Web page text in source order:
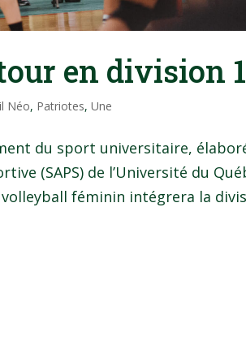
en division
Néo, Patriotes,Une
du sport universitaire,
(SAPS) de l’Université du
volleyball féminin intégrera la